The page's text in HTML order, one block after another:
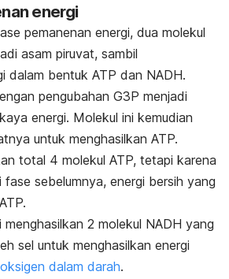
energi
pemanenan energi, dua molekul
asam piruvat, sambil
dalam bentuk ATP dan NADH.
pengubahan G3P menjadi
energi. Molekul ini kemudian
untuk menghasilkan ATP.
total 4 molekul ATP, tetapi karena
sebelumnya, energi bersih yang
menghasilkan 2 molekul NADH yang
sel untuk menghasilkan energi
oksigen dalam darah.